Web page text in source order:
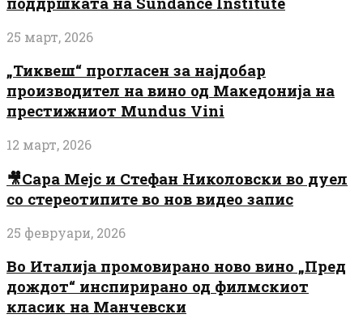
25 март, 2026
„Тиквеш“ прогласен за најдобар
производител на вино од Македонија на
престижниот Mundus Vini
12 март, 2026
🎥Сара Мејс и Стефан Николовски во дуел
со стереотипите во нов видео запис
25 февруари, 2026
Во Италија промовирано ново вино „Пред
дождот“ инспирирано од филмскиот
класик на Манчевски